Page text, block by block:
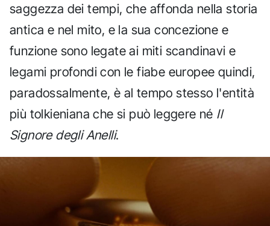
saggezza dei tempi, che affonda nella storia
antica e nel mito, e la sua concezione e
funzione sono legate ai miti scandinavi e
legami profondi con le fiabe europee quindi,
paradossalmente, è al tempo stesso l'entità
più tolkieniana che si può leggere né Il
Signore degli Anelli.